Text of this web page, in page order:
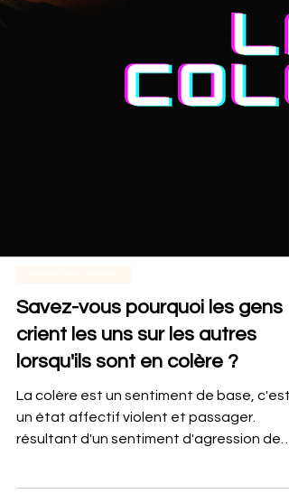
Savez-vous pourquoi les gens
crient les uns sur les autres
lorsqu'ils sont en colère ?
La colère est un sentiment de base, c'est
un état affectif violent et passager.
frustration.